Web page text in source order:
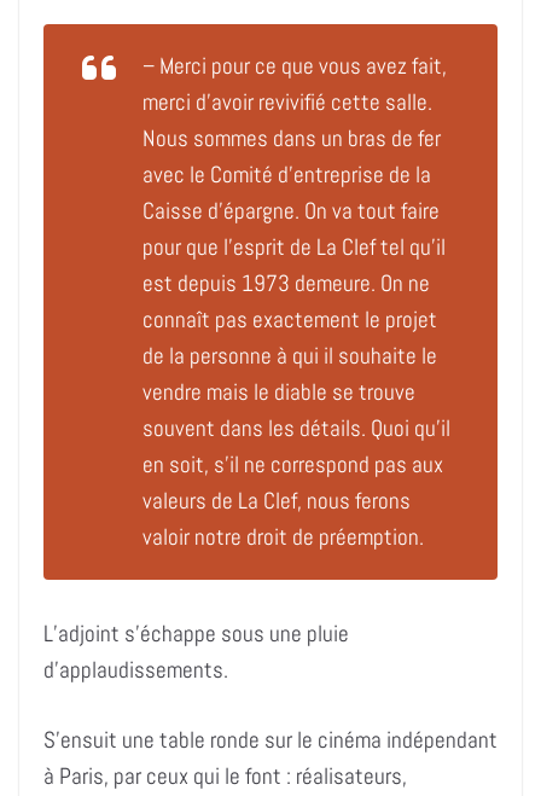
– Merci pour ce que vous avez fait,
merci d’avoir revivifié cette salle.
Nous sommes dans un bras de fer
avec le Comité d’entreprise de la
Caisse d’épargne. On va tout faire
pour que l’esprit de La Clef tel qu’il
est depuis 1973 demeure. On ne
connaît pas exactement le projet
de la personne à qui il souhaite le
vendre mais le diable se trouve
souvent dans les détails. Quoi qu’il
en soit, s’il ne correspond pas aux
valeurs de La Clef, nous ferons
valoir notre droit de préemption.
L’adjoint s’échappe sous une pluie
d’applaudissements.
S’ensuit une table ronde sur le cinéma indépendant
à Paris, par ceux qui le font : réalisateurs,